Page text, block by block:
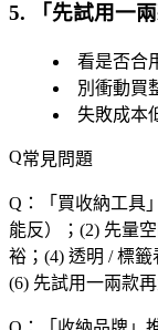
5. 「 先試用一
看是否合
別衝動買
失敗成本
常見問題
Q：「 買收納工具
能反）；(2) 先量
裕；(4) 透明 / 標
(6) 先試用一兩款